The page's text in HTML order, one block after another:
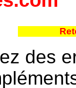
des